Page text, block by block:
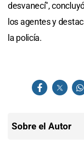
desvanecí",
los agentes y
la policía.
Sobre el Autor